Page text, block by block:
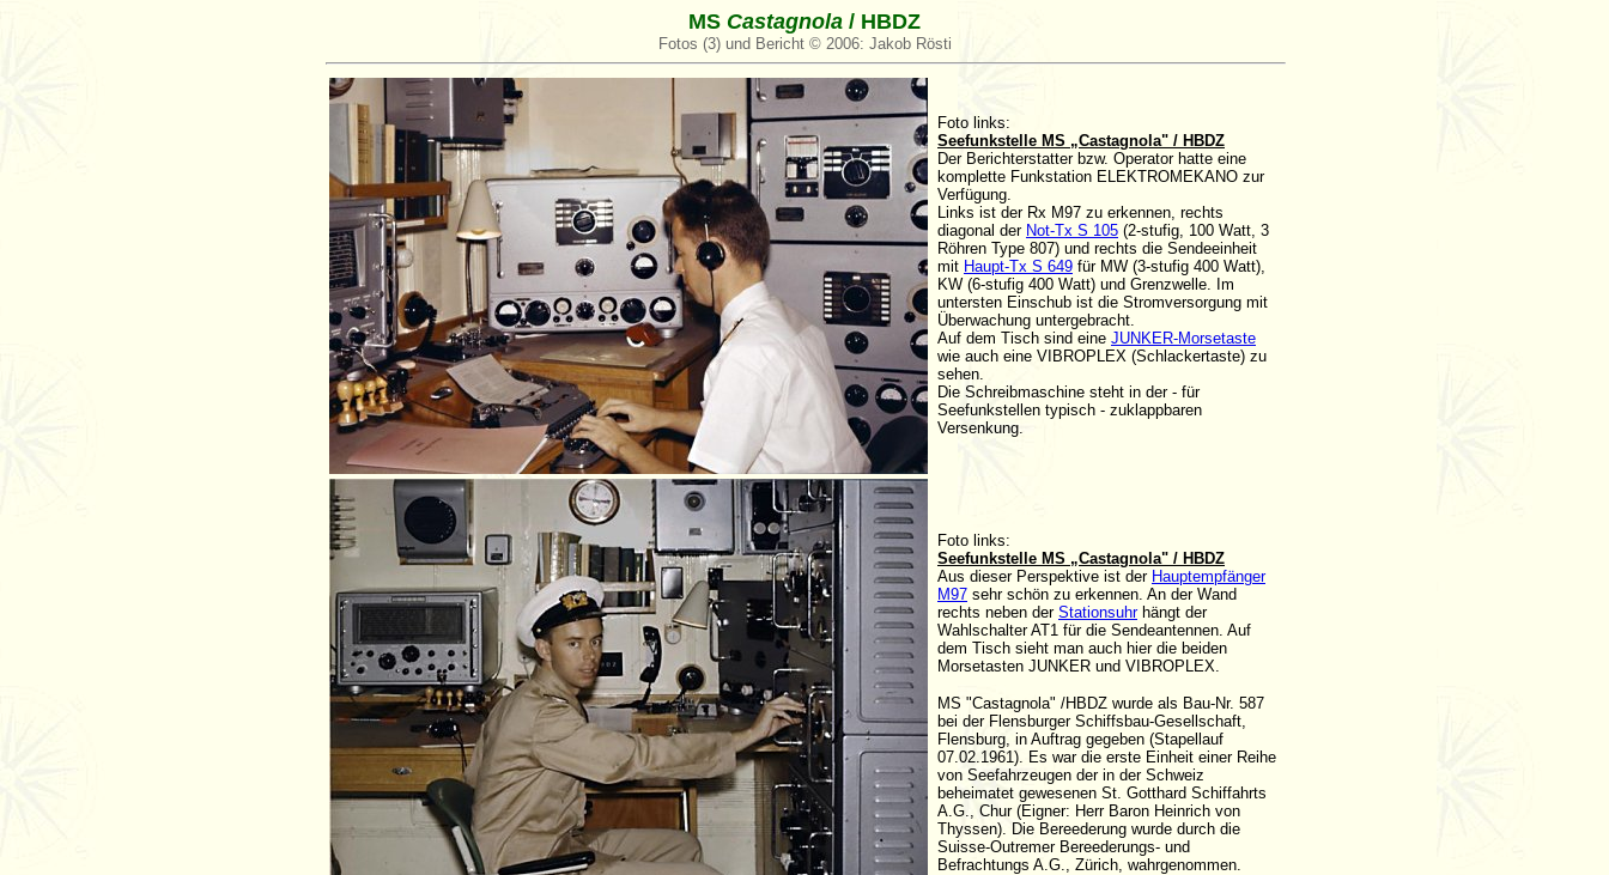
MS Castagnola / HBDZ
Fotos (3) und Bericht © 2006: Jakob Rösti
Foto links:
Seefunkstelle MS „Castagnola" / HBDZ
Der Berichterstatter bzw. Operator hatte eine
komplette Funkstation ELEKTROMEKANO zur
Verfügung.
Links ist der Rx M97 zu erkennen, rechts
diagonal der Not-Tx S 105 (2-stufig, 100 Watt, 3
Röhren Type 807) und rechts die Sendeeinheit
mit Haupt-Tx S 649 für MW (3-stufig 400 Watt),
KW (6-stufig 400 Watt) und Grenzwelle. Im
untersten Einschub ist die Stromversorgung mit
Überwachung untergebracht.
Auf dem Tisch sind eine JUNKER-Morsetaste
wie auch eine VIBROPLEX (Schlackertaste) zu
sehen.
Die Schreibmaschine steht in der - für
Seefunkstellen typisch - zuklappbaren
Versenkung.
Foto links:
Seefunkstelle MS „Castagnola" / HBDZ
Aus dieser Perspektive ist der Hauptempfänger
M97 sehr schön zu erkennen. An der Wand
rechts neben der Stationsuhrhängt der
Wahlschalter AT1 für die Sendeantennen. Auf
dem Tisch sieht man auch hier die beiden
Morsetasten JUNKER und VIBROPLEX.
MS "Castagnola" /HBDZ wurde als Bau-Nr. 587
bei der Flensburger Schiffsbau-Gesellschaft,
Flensburg, in Auftrag gegeben (Stapellauf
07.02.1961). Es war die erste Einheit einer Reihe
von Seefahrzeugen der in der Schweiz
beheimatet gewesenen St. Gotthard Schiffahrts
A.G., Chur (Eigner: Herr Baron Heinrich von
Thyssen). Die Bereederung wurde durch die
Suisse-Outremer Bereederungs- und
Befrachtungs A.G., Zürich, wahrgenommen.